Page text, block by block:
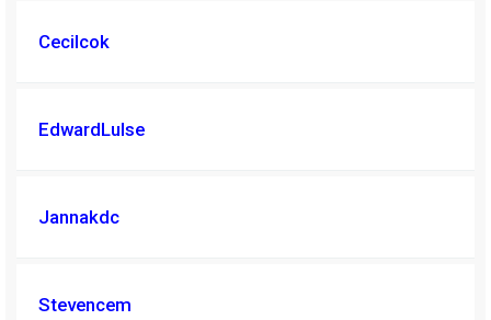
Cecilcok
EdwardLulse
Jannakdc
Stevencem